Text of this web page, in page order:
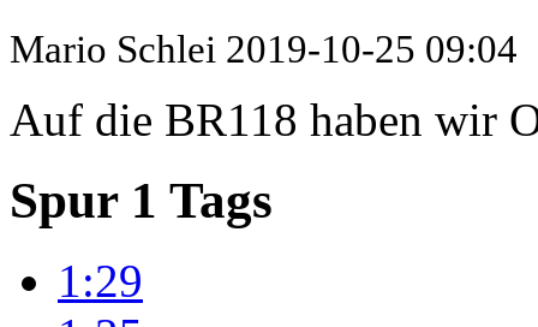
Mario Schlei 2019-10-25 09:04
Auf die BR118 haben wir
Spur 1 Tags
1:29